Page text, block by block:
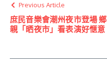
Previous Article
庶民音樂會潮州夜市登場 鄉
親「晒夜市」看表演好愜意